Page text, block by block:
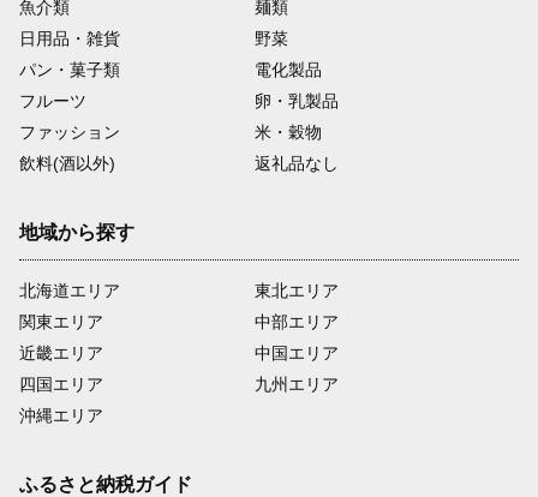
魚介類
麺類
日用品・雑貨
野菜
パン・菓子類
電化製品
フルーツ
卵・乳製品
ファッション
米・穀物
飲料(酒以外)
返礼品なし
地域から探す
北海道エリア
関東エリア
近畿エリア
四国エリア
沖縄エリア
東北エリア
中部エリア
中国エリア
九州エリア
ふるさと納税ガイド